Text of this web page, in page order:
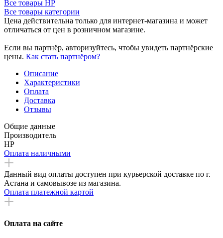
Все товары HP
Все товары категории
Цена действительна только для интернет-магазина и может
отличаться от цен в розничном магазине.
Если вы партнёр, авторизуйтесь, чтобы увидеть партнёрские
цены. Как стать партнёром?
Описание
Характеристики
Оплата
Доставка
Отзывы
Общие данные
Производитель
HP
Оплата наличными
Данный вид оплаты доступен при курьерской доставке по г.
Астана и самовывозе из магазина.
Оплата платежной картой
Оплата на сайте